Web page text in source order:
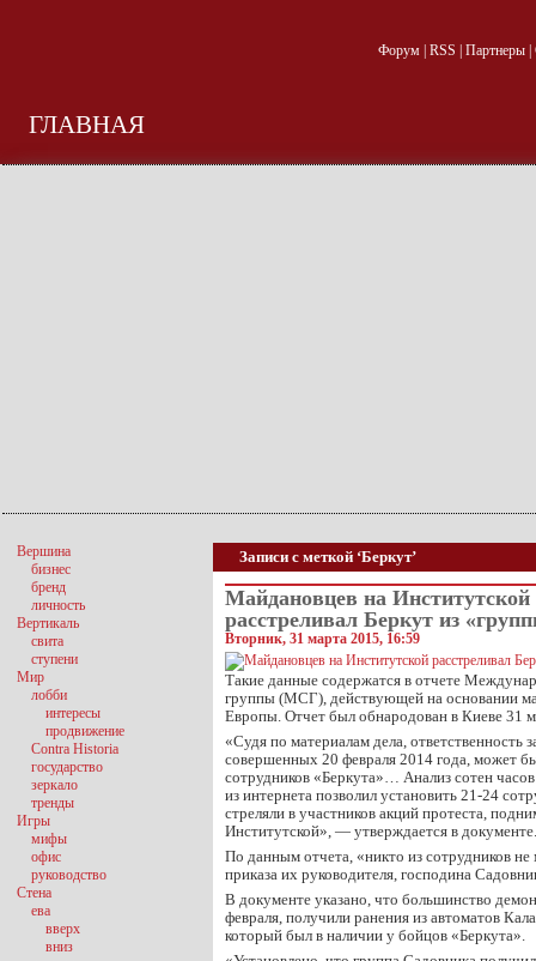
Форум| RSS Партнеры|
ГЛАВНАЯ
Записи с меткой ‘Беркут’
Майдановцев на Институтской
расстреливал Беркут из
Вторник, 31 марта 2015, 16:59
Такие данные содержатся в отчете
группы (МСГ), действующей на основании
Европы. Отчет был обнародован в Киеве 31
«Судя по материалам дела, ответственность
совершенных 20 февраля 2014 года, может
сотрудников «Беркута»… Анализ сотен
из интернета позволил установить 21-24
стреляли в участников акций протеста,
Институтской», — утверждается в документе.
По данным отчета, «никто из сотрудников
приказа их руководителя, господина
В документе указано, что большинство
февраля, получили ранения из автоматов
который был в наличии у бойцов «Беркута».
Вершина
бизнес
бренд
личность
Вертикаль
свита
ступени
Мир
лобби
интересы
продвижение
Contra Historia
государство
зеркало
тренды
Игры
мифы
офис
руководство
Стена
ева
вверх
вниз